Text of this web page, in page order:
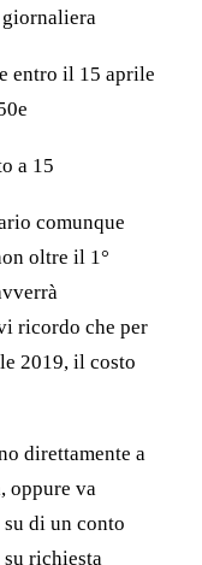
giornaliera
entro il 15 aprile
a 15
comunque
oltre il 1°
ricordo che per
2019, il costo
direttamente a
oppure va
di un conto
richiesta